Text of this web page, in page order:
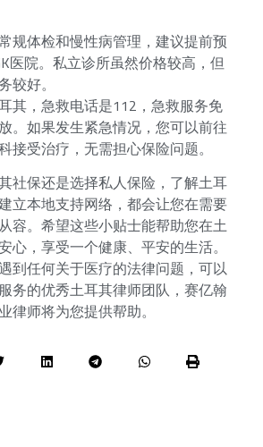
规体检和慢性病管理，建议提前预
医院。私立诊所虽然价格较高，但
较好。
其，急救电话是112，急救服务免
。如果发生紧急情况，您可以前往
接受治疗，无需担心保险问题。
社保还是选择私人保险，了解土耳
立本地支持网络，都会让您在需要
容。希望这些小贴士能帮助您在土
心，享受一个健康、平安的生活。
到任何关于医疗的法律问题，可以
务的优秀土耳其律师团队，赛亿翰
律师将为您提供帮助。